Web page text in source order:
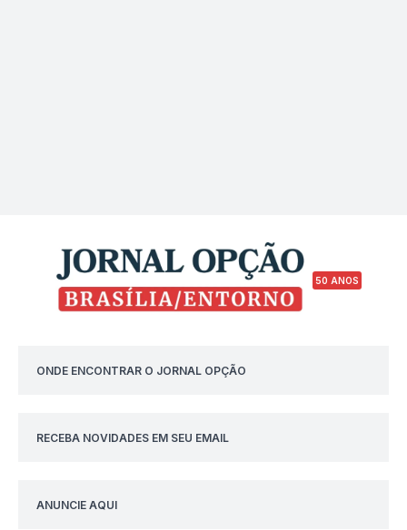
50 ANOS
ONDE ENCONTRAR O JORNAL OPÇÃO
RECEBA NOVIDADES EM SEU EMAIL
ANUNCIE AQUI